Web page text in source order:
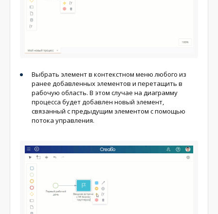
Выбрать элемент в контекстном меню любого из
ранее добавленных элементов и перетащить в
рабочую область. В этом случае на диаграмму
процесса будет добавлен новый элемент,
связанный с предыдущим элементом с помощью
потока управления.